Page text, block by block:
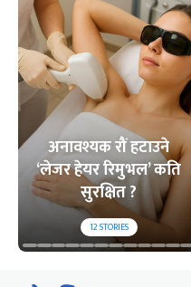
अनावश्यक रौं हटाउने
‘लेजर हेयर रिमुभल’ कति
सुरक्षित ?
12STORIES